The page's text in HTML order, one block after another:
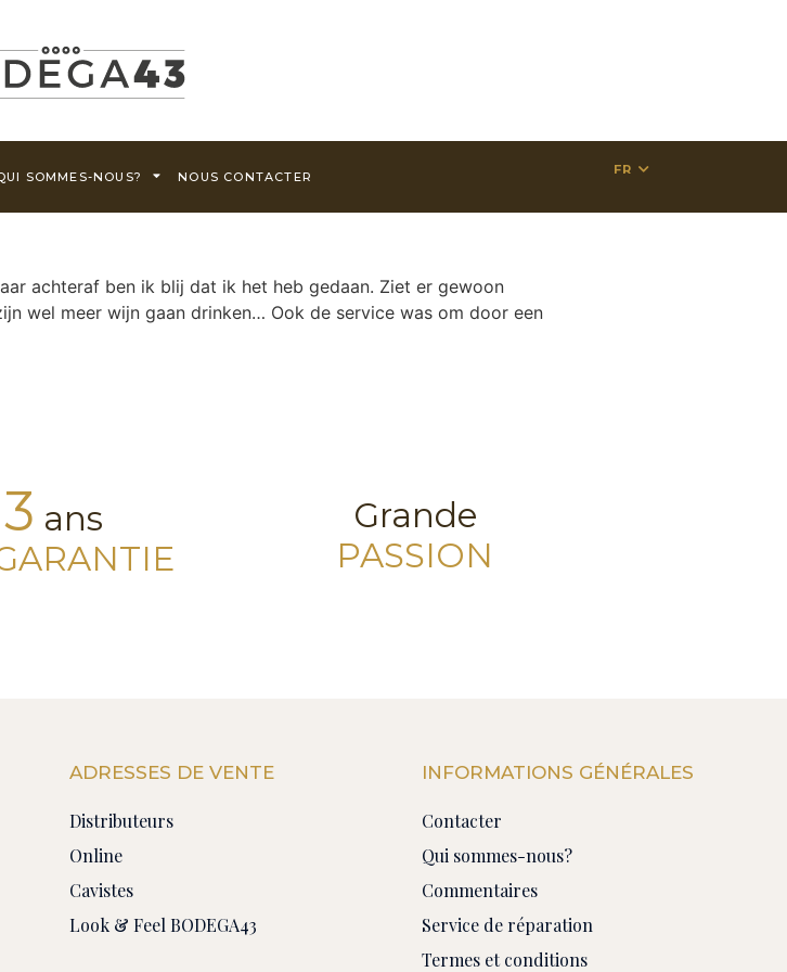
SOMMES-NOUS? NOUS CONTACTER FR
achteraf ben ik blij dat ik het heb gedaan. Ziet er gewoon
wel meer wijn gaan drinken… Ook de service was om door een
3 ans
Grande
PASSION
ADRESSES DE VENTE
Distributeurs
Online
Cavistes
Look & Feel BODEGA43
INFORMATIONS GÉNÉRALES
Contacter
Qui sommes-nous?
Commentaires
Service de réparation
Termes et conditions